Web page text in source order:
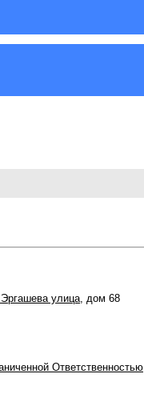
улица, дом 68
Ответственностью